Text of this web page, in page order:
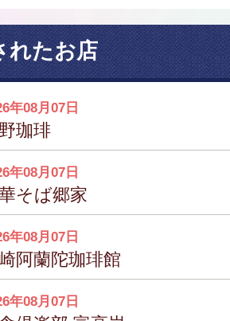
れたお店
年08月07日
珈琲
年08月07日
そば郷家
年08月07日
阿蘭陀珈琲館
年08月07日